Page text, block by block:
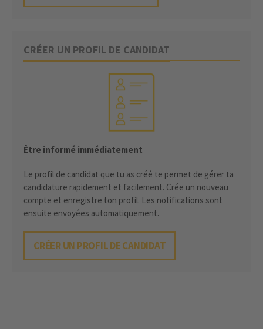
CRÉER UN PROFIL DE CANDIDAT
Être informé immédiatement
Le profil de candidat que tu as créé te permet de gérer ta
candidature rapidement et facilement. Crée un nouveau
compte et enregistre ton profil. Les notifications sont
ensuite envoyées automatiquement.
CRÉER UN PROFIL DE CANDIDAT